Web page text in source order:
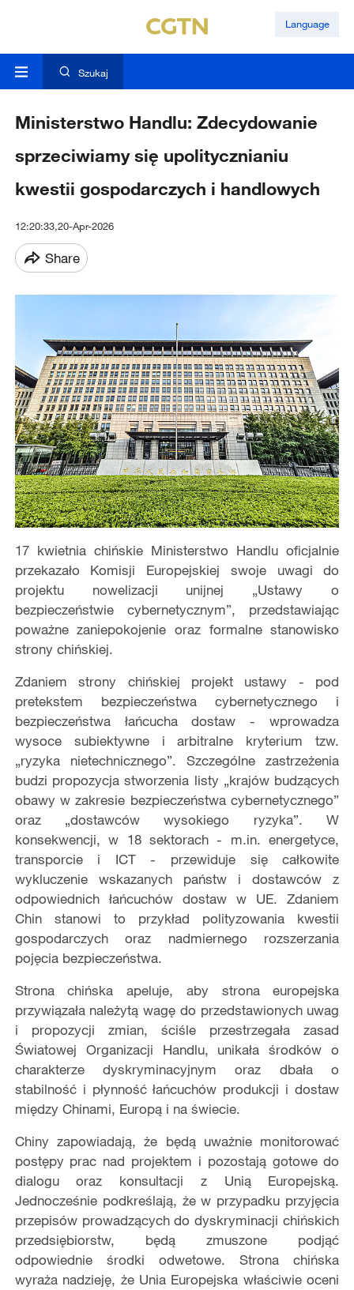
Language
Szukaj
Ministerstwo Handlu: Zdecydowanie
sprzeciwiamy się upolitycznianiu
kwestii gospodarczych i handlowych
12:20:33,20-Apr-2026
Share
17 kwietnia chińskie Ministerstwo Handlu oficjalnie
przekazało Komisji Europejskiej swoje uwagi do
projektu nowelizacji unijnej „Ustawy o
bezpieczeństwie cybernetycznym”, przedstawiając
poważne zaniepokojenie oraz formalne stanowisko
strony chińskiej.
Zdaniem strony chińskiej projekt ustawy - pod
pretekstem bezpieczeństwa cybernetycznego i
bezpieczeństwa łańcucha dostaw - wprowadza
wysoce subiektywne i arbitralne kryterium tzw.
„ryzyka nietechnicznego”. Szczególne zastrzeżenia
budzi propozycja stworzenia listy „krajów budzących
obawy w zakresie bezpieczeństwa cybernetycznego”
oraz „dostawców wysokiego ryzyka”. W
konsekwencji, w 18 sektorach - m.in. energetyce,
transporcie i ICT - przewiduje się całkowite
wykluczenie wskazanych państw i dostawców z
odpowiednich łańcuchów dostaw w UE. Zdaniem
Chin stanowi to przykład polityzowania kwestii
gospodarczych oraz nadmiernego rozszerzania
pojęcia bezpieczeństwa.
Strona chińska apeluje, aby strona europejska
przywiązała należytą wagę do przedstawionych uwag
i propozycji zmian, ściśle przestrzegała zasad
Światowej Organizacji Handlu, unikała środków o
charakterze dyskryminacyjnym oraz dbała o
stabilność i płynność łańcuchów produkcji i dostaw
między Chinami, Europą i na świecie.
Chiny zapowiadają, że będą uważnie monitorować
postępy prac nad projektem i pozostają gotowe do
dialogu oraz konsultacji z Unią Europejską.
Jednocześnie podkreślają, że w przypadku przyjęcia
przepisów prowadzących do dyskryminacji chińskich
przedsiębiorstw, będą zmuszone podjąć
odpowiednie środki odwetowe. Strona chińska
wyraża nadzieję, że Unia Europejska właściwie oceni